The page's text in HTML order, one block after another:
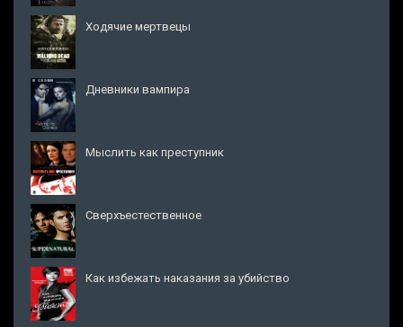
Ходячие мертвецы
Дневники вампира
Мыслить как преступник
Сверхъестественное
Как избежать наказания за убийство